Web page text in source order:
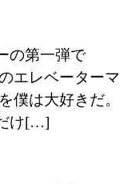
の第一弾で
エレベーターマ
僕は大好きだ。
け[…]